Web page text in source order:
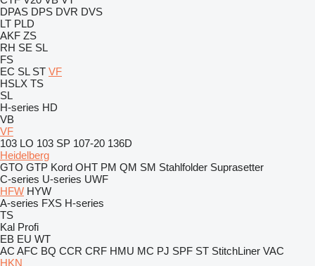
DPAS DPS DVR DVS
LT PLD
AKF ZS
RH SE SL
FS
EC SL ST VF
HSLX TS
SL
H-series HD
VB
VF
103 LO 103 SP 107-20 136D
Heidelberg
GTO GTP Kord OHT PM QM SM Stahlfolder Suprasetter
C-series U-series UWF
HFW HYW
A-series FXS H-series
TS
Kal Profi
EB EU WT
AC AFC BQ CCR CRF HMU MC PJ SPF ST StitchLiner VAC
HKN